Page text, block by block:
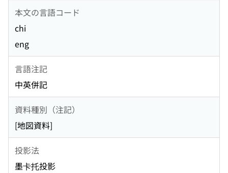
本文の言語コード
chi
eng
言語注記
中英併記
資料種別（注記）
[地図資料]
投影法
墨卡托投影